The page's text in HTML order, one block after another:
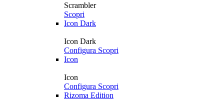
Scrambler
Scopri
Icon Dark
Icon Dark
Configura Scopri
Icon
Icon
Configura Scopri
Rizoma Edition